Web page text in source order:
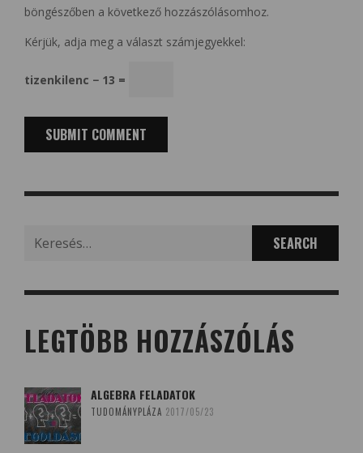
böngészőben a következő hozzászólásomhoz.
Kérjük, adja meg a választ számjegyekkel:
tizenkilenc − 13 =
for:
LEGTÖBB HOZZÁSZÓLÁS
ALGEBRA FELADATOK
TUDOMÁNYPLÁZA 2017/05/23